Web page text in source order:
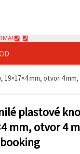
mm, otvor 4
plastové
mm, otvor 4